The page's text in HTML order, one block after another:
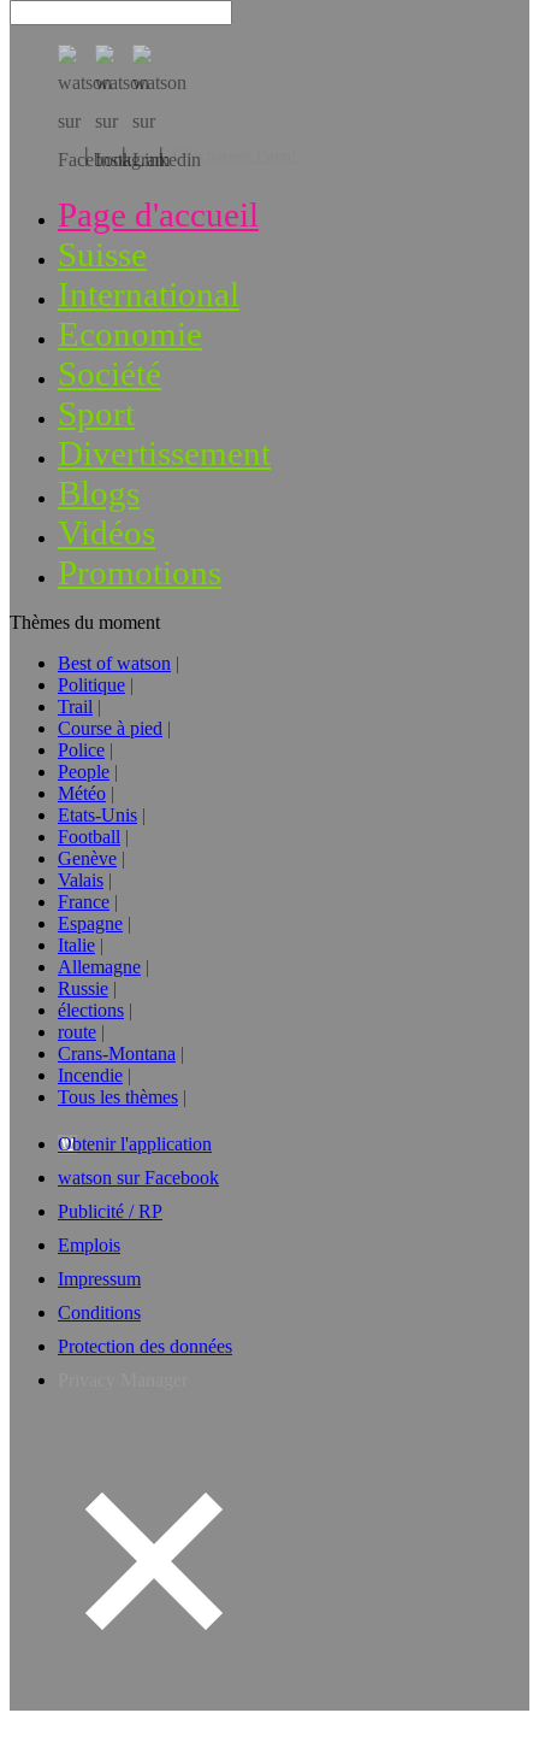
Téléchargez l’app!
Page d'accueil
Suisse
International
Economie
Société
Sport
Divertissement
Blogs
Vidéos
Promotions
Thèmes du moment
Best of watson
Politique
Trail
Course à pied
Police
People
Météo
Etats-Unis
Football
Genève
Valais
France
Espagne
Italie
Allemagne
Russie
élections
route
Crans-Montana
Incendie
Tous les thèmes
Obtenir l'application
watson sur Facebook
Publicité / RP
Emplois
Impressum
Conditions
Protection des données